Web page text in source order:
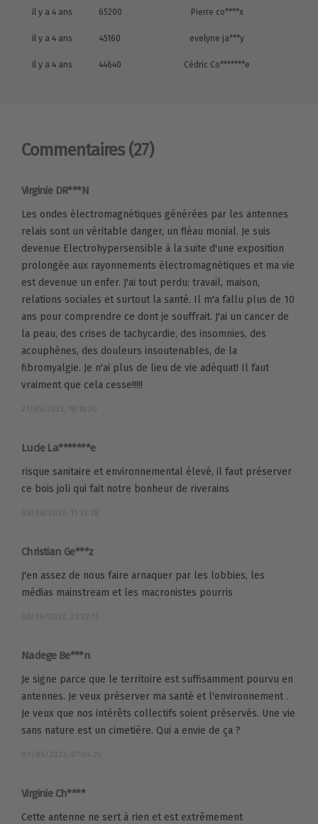
il y a 4 ans 65200 Pierre co****x
il y a 4 ans 45160 evelyne ja***y
il y a 4 ans 44640 Cédric Co*******e
Commentaires (27)
Virginie DR***N
Les ondes électromagnétiques générées par les antennes
relais sont un véritable danger, un fléau monial. Je suis
devenue Electrohypersensible à la suite d'une exposition
prolongée aux rayonnements électromagnétiques et ma vie
est devenue un enfer. J'ai tout perdu: travail, maison,
relations sociales et surtout la santé. Il m'a fallu plus de 10
ans pour comprendre ce dont je souffrait. J'ai un cancer de
la peau, des crises de tachycardie, des insomnies, des
acouphènes, des douleurs insoutenables, de la
fibromyalgie. Je n'ai plus de lieu de vie adéquat! Il faut
vraiment que cela cesse!!!!!
21/05/2023, 18:18:30
Lucie La*******e
risque sanitaire et environnemental élevé, il faut préserver
ce bois joli qui fait notre bonheur de riverains
08/08/2022, 11:22:28
Christian Ge***z
J'en assez de nous faire arnaquer par les lobbies, les
médias mainstream et les macronistes pourris
08/06/2022, 22:22:15
Nadege Be***n
Je signe parce que le territoire est suffisamment pourvu en
antennes. Je veux préserver ma santé et l'environnement .
Je veux que nos intérêts collectifs soient préservés. Une vie
sans nature est un cimetière. Qui a envie de ça ?
09/06/2022, 07:04:25
Virginie Ch****
Cette antenne ne sert à rien et est extrêmement